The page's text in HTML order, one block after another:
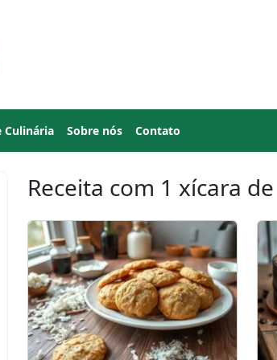
Culinária Sobre nós Contato
Receita com 1 xícara